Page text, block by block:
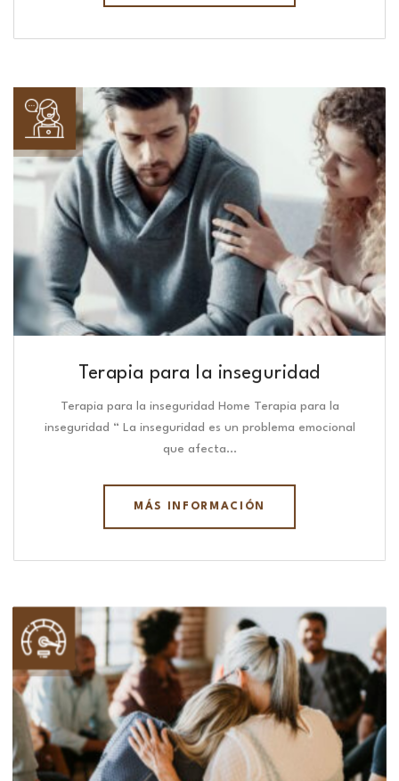
Terapia para la inseguridad
Terapia para la inseguridad Home Terapia para la
inseguridad “ La inseguridad es un problema emocional
que afecta…
MÁS INFORMACIÓN